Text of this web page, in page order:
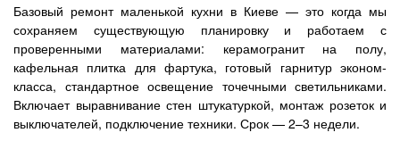
Базовый ремонт маленькой кухни в Киеве — это когда мы
сохраняем существующую планировку и работаем с
проверенными материалами: керамогранит на полу,
кафельная плитка для фартука, готовый гарнитур эконом-
класса, стандартное освещение точечными светильниками.
Включает выравнивание стен штукатуркой, монтаж розеток и
выключателей, подключение техники. Срок — 2–3 недели.